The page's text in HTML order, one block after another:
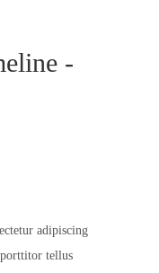
-
adipiscing
tellus